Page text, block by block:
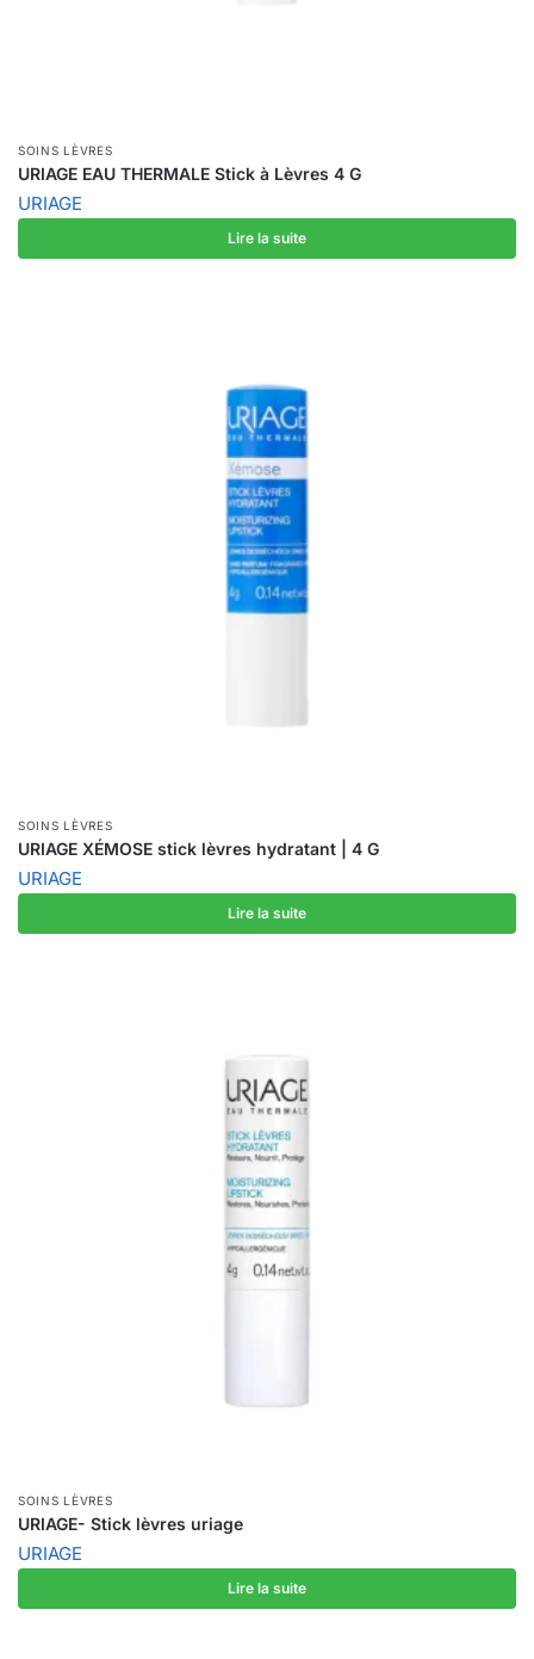
SOINS LÈVRES
URIAGE EAU THERMALE Stick à Lèvres 4 G
URIAGE
Lire la suite
SOINS LÈVRES
URIAGE XÉMOSE stick lèvres hydratant | 4 G
URIAGE
Lire la suite
SOINS LÈVRES
URIAGE- Stick lèvres uriage
URIAGE
Lire la suite